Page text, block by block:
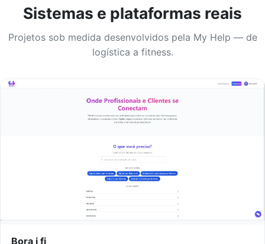
Sistemas e plataformas reais
Projetos sob medida desenvolvidos pela My Help — de
logística a fitness.
Bora i fi